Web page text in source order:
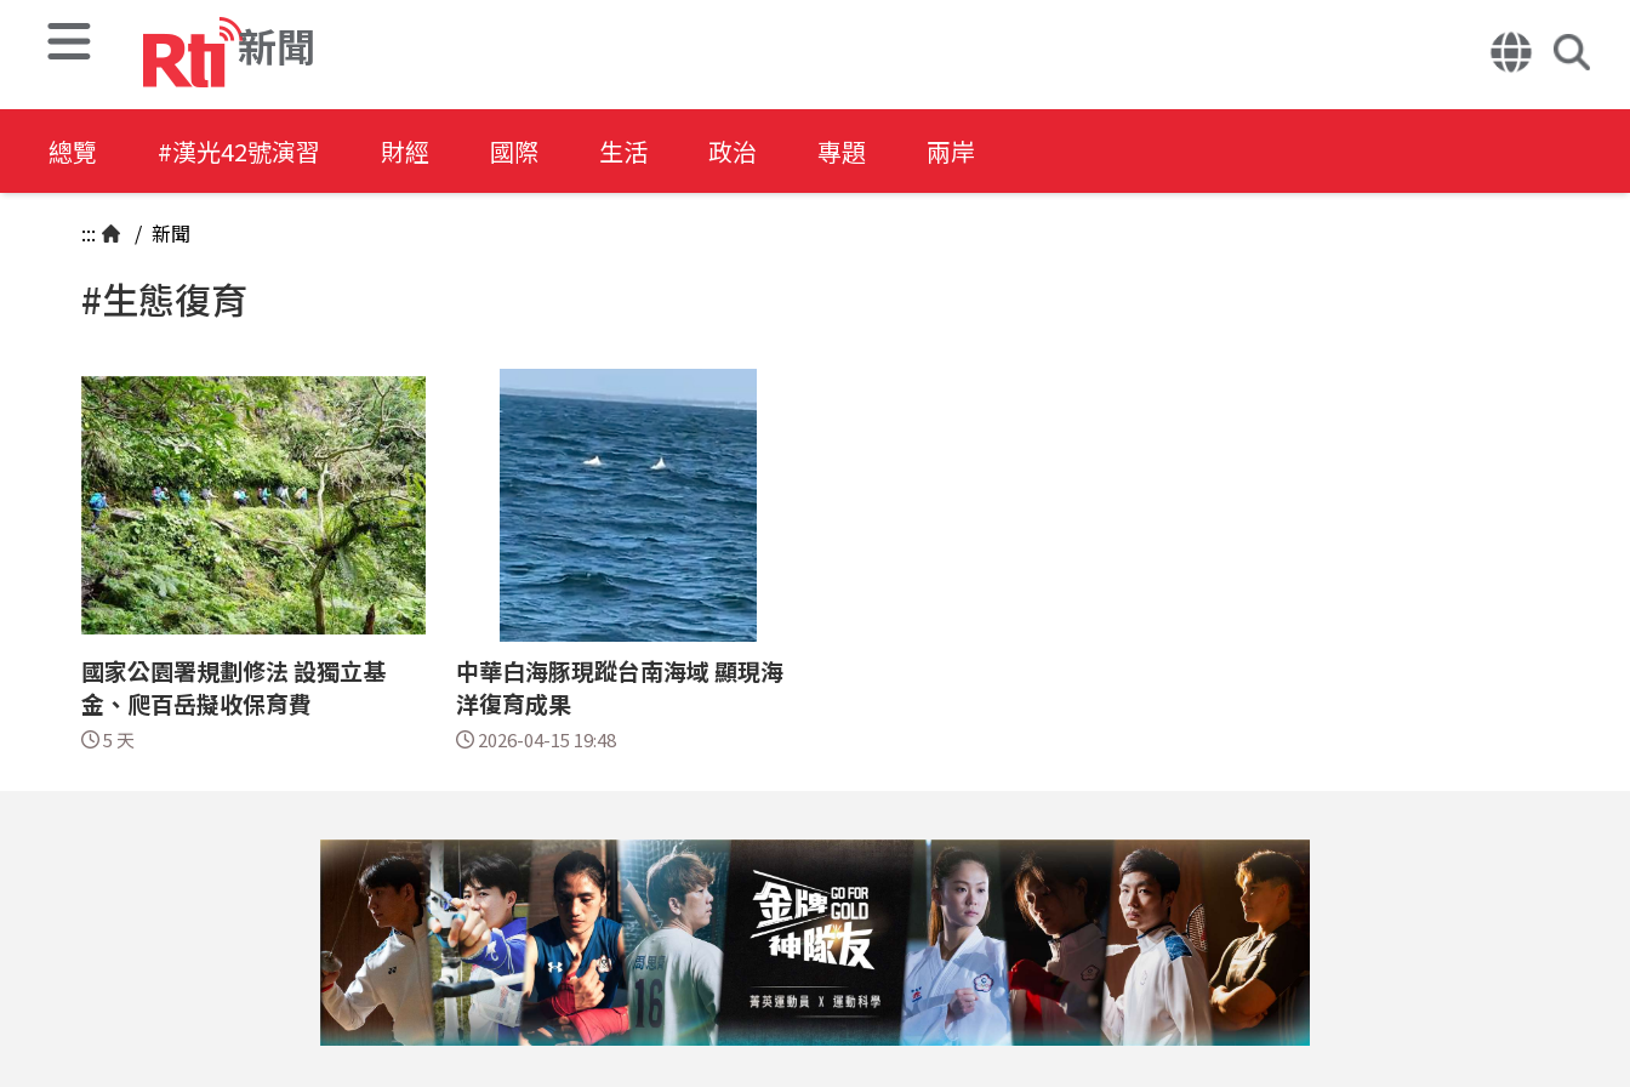
新聞
總覽 #漢光42號演習 財經 國際 生活 政治 專題 兩岸
::: / 新聞
#生態復育
國家公園署規劃修法 設獨立基
金、爬百岳擬收保育費
5 天
中華白海豚現蹤台南海域 顯現海
洋復育成果
2026-04-15 19:48